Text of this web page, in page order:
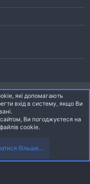
XenForo Ltd.
XenForo Ltd. | dev: Pages
які допомагають
вхід в систему, якщо Ви
Ви погоджуєтеся на
cookie.
більше....